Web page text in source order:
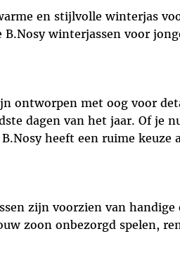
en stijlvolle winterjas
winterjassen voor
ontworpen met oog voor
dagen van het jaar. Of je
heeft een ruime keuze
zijn voorzien van handige
zoon onbezorgd spelen,